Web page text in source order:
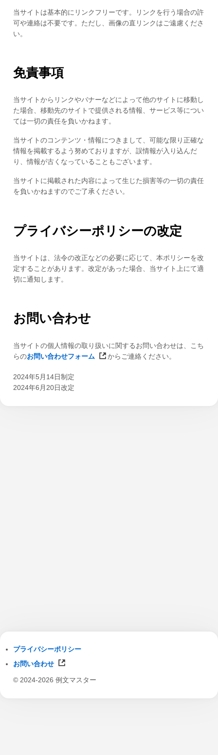
当サイトは基本的にリンクフリーです。リンクを行う場合の許
可や連絡は不要です。ただし、画像の直リンクはご遠慮くださ
い。
免責事項
当サイトからリンクやバナーなどによって他のサイトに移動し
た場合、移動先のサイトで提供される情報、サービス等につい
ては一切の責任を負いかねます。
当サイトのコンテンツ・情報につきまして、可能な限り正確な
情報を掲載するよう努めておりますが、誤情報が入り込んだ
り、情報が古くなっていることもございます。
当サイトに掲載された内容によって生じた損害等の一切の責任
を負いかねますのでご了承ください。
プライバシーポリシーの改定
当サイトは、法令の改正などの必要に応じて、本ポリシーを改
定することがあります。改定があった場合、当サイト上にて適
切に通知します。
お問い合わせ
当サイトの個人情報の取り扱いに関するお問い合わせは、こち
らのお問い合わせフォーム からご連絡ください。
2024年5月14日制定
2024年6月20日改定
プライバシーポリシー
お問い合わせ
© 2024-2026 例文マスター